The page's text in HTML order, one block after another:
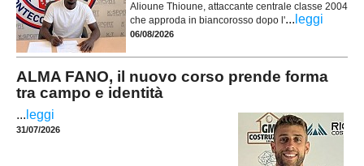
Alioune Thioune, attaccante centrale classe 2004
che approda in biancorosso dopo l'... leggi
06/08/2026
ALMA FANO, il nuovo corso prende forma
tra campo e identità
... leggi
31/07/2026